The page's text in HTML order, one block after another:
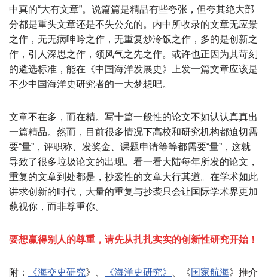
中真的“大有文章”。说篇篇是精品有些夸张，但夸其绝大部
分都是重头文章还是不失公允的。内中所收录的文章无应景
之作，无无病呻吟之作，无重复炒冷饭之作，多的是创新之
作，引人深思之作，领风气之先之作。或许也正因为其苛刻
的遴选标准，能在《中国海洋发展史》上发一篇文章应该是
不少中国海洋史研究者的一大梦想吧。
文章不在多，而在精。写十篇一般性的论文不如认认真真出
一篇精品。然而，目前很多情况下高校和研究机构都迫切需
要“量”，评职称、发奖金、课题申请等等都需要“量”，这就
导致了很多垃圾论文的出现。看一看大陆每年所发的论文，
重复的文章到处都是，抄袭性的文章大行其道。在学术如此
讲求创新的时代，大量的重复与抄袭只会让国际学术界更加
藐视你，而非尊重你。
要想赢得别人的尊重，请先从扎扎实实的创新性研究开始！
附： 《海交史研究》、 《海洋史研究》 、《国家航海》推介